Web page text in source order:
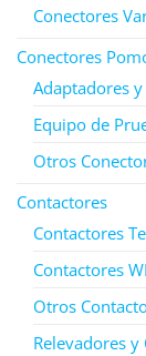
Conectores
Conectores
Adaptadores
Equipo de
Otros
Contactores
Contactores
Contactores
Otros
Relevadores y